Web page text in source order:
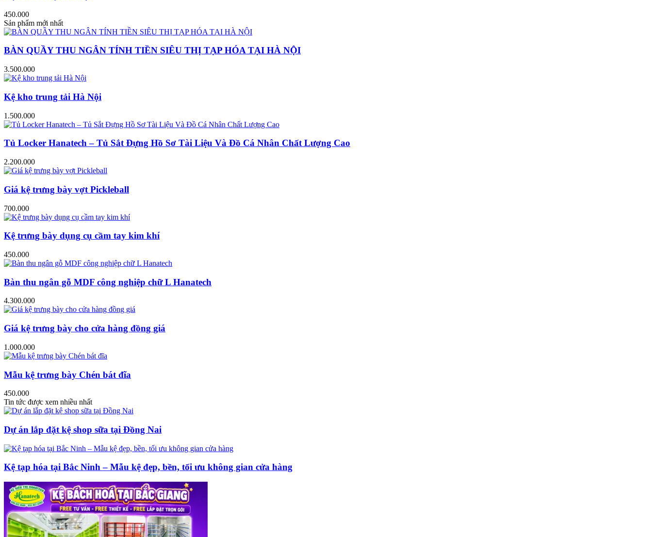
450.000
Sản phẩm mới nhất
BÀN QUẦY THU NGÂN TÍNH TIỀN SIÊU THỊ TẠP HÓA TẠI HÀ NỘI
3.500.000
Kệ kho trung tải Hà Nội
1.500.000
Tủ Locker Hanatech – Tủ Sắt Đựng Hồ Sơ Tài Liệu Và Đồ Cá Nhân Chất Lượng Cao
2.200.000
Giá kệ trưng bày vợt Pickleball
700.000
Kệ trưng bày dụng cụ cầm tay kim khí
450.000
Bàn thu ngân gỗ MDF công nghiệp chữ L Hanatech
4.300.000
Giá kệ trưng bày cho cửa hàng đồng giá
1.000.000
Mẫu kệ trưng bày Chén bát đĩa
450.000
Tin tức được xem nhiều nhất
Dự án lắp đặt kệ shop sữa tại Đồng Nai
Kệ tạp hóa tại Bắc Ninh – Mẫu kệ đẹp, bền, tối ưu không gian cửa hàng